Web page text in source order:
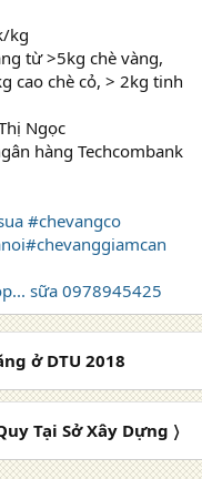
kg
từ >5kg chè vàng,
cao chè cỏ, > 2kg tinh
Ngọc
hàng Techcombank
#chevangco
#chevanggiamcan
sữa 0978945425
ở DTU 2018
Tại Sở Xây Dựng 〉